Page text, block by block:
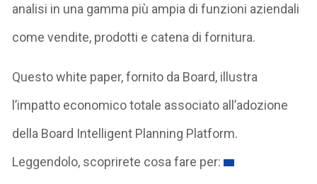
analisi in una gamma più ampia di funzioni aziendali
come vendite, prodotti e catena di fornitura.
Questo white paper, fornito da Board, illustra
l’impatto economico totale associato all’adozione
della Board Intelligent Planning Platform.
Leggendolo, scoprirete cosa fare per: